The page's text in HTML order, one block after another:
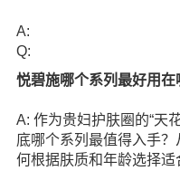
A:
Q:
悦碧施哪个系列最好用在
A: 作为贵妇护肤圈的“天
底哪个系列最值得入手
何根据肤质和年龄选择